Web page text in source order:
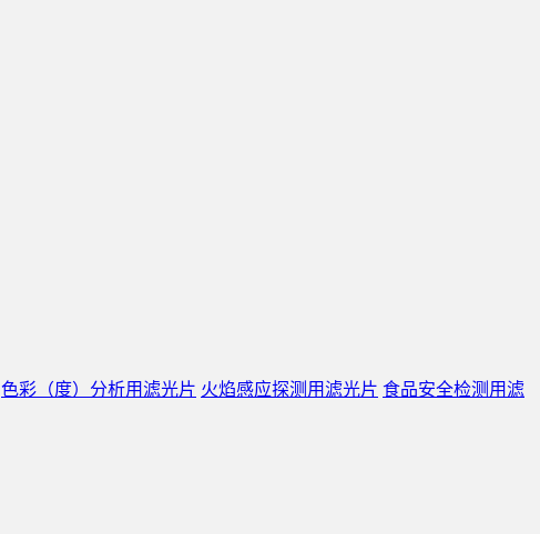
色彩（度）分析用滤光片 火焰感应探测用滤光片 食品安全检测用滤